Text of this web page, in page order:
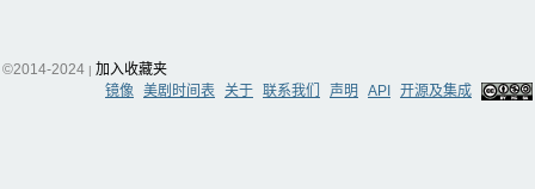
©2014-2024 | 加入收藏夹
镜像 美剧时间表 关于 联系我们 声明 API 开源及集成